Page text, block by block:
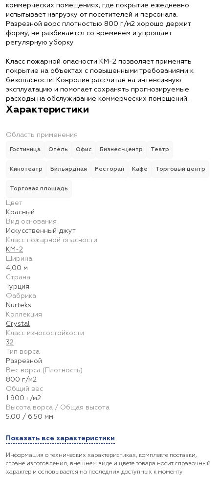
коммерческих помещениях, где покрытие ежедневно
испытывает нагрузку от посетителей и персонала.
Разрезной ворс плотностью 800 г/м2 хорошо держит
форму, не разбивается со временем и упрощает
регулярную уборку.
Класс пожарной опасности КМ-2 позволяет применять
покрытие на объектах с повышенными требованиями к
безопасности. Ковролин рассчитан на интенсивную
эксплуатацию и помогает сохранять прогнозируемые
расходы на обслуживание коммерческих помещений.
Характеристики
Область применения
Гостиница Отель Офис Бизнес-центр Театр
Кинотеатр Бильярдная Ресторан Кафе Торговый центр
Торговая площадь
Цвет
Красный
Вид основания
Искусственный джут
Класс пожарной опасности
КМ-2
Ширина
4,00 м
Страна
Турция
Фабрика
Nurteks
Коллекция
Crystal
Класс износостойкости
32
Тип ворса
Разрезной
Вес ворса (Плотность)
800 г/м2
Общий вес
1 900 г/м2
Высота ворса / Общая высота
5.00 / 6.50 мм
Показать все характеристики
Информация о технических характеристиках, комплекте поставки,
стране изготовления, внешнем виде и цвете товара носит справочный
характер и основывается на последних доступных к моменту